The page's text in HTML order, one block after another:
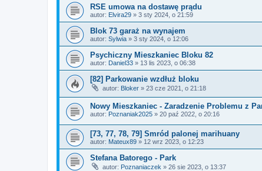
RSE umowa na dostawę prądu
autor: Elvira29 » 3 sty 2024, o 21:59
Blok 73 garaż na wynajem
autor: Sylwia » 3 sty 2024, o 12:06
Psychiczny Mieszkaniec Bloku 82
autor: Daniel33 » 13 lis 2023, o 06:38
[82] Parkowanie wzdłuż bloku
autor: Bloker » 23 cze 2021, o 21:18
Nowy Mieszkaniec - Zaradzenie Problemu z
autor: Poznaniak2025 » 20 paź 2022, o 20:16
[73, 77, 78, 79] Smród palonej marihuany
autor: Mateux89 » 12 wrz 2023, o 12:23
Stefana Batorego - Park
autor: Poznaniaczek » 26 sie 2023, o 13:37